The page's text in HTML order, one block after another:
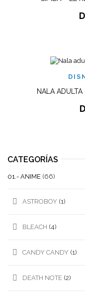
NALA ADULTA
CATEGORÍAS
01.- ANIME (66)
ASTROBOY (1)
BLEACH (4)
CANDY CANDY (1)
DEATH NOTE (2)